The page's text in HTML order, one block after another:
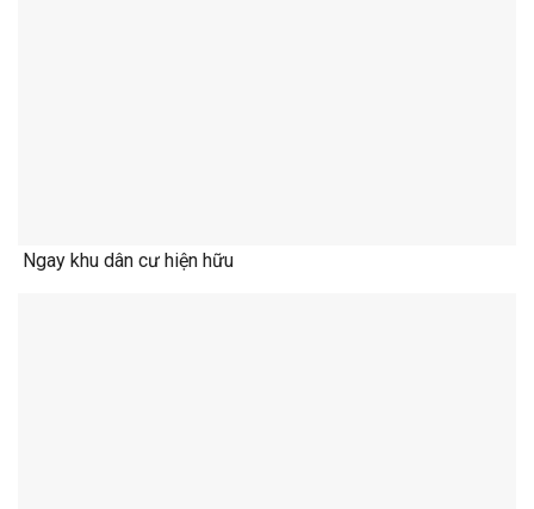
Ngay khu dân cư hiện hữu